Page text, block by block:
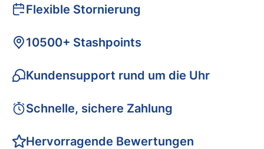
Flexible Stornierung
10500+ Stashpoints
Kundensupport rund um die Uhr
Schnelle, sichere Zahlung
Hervorragende Bewertungen